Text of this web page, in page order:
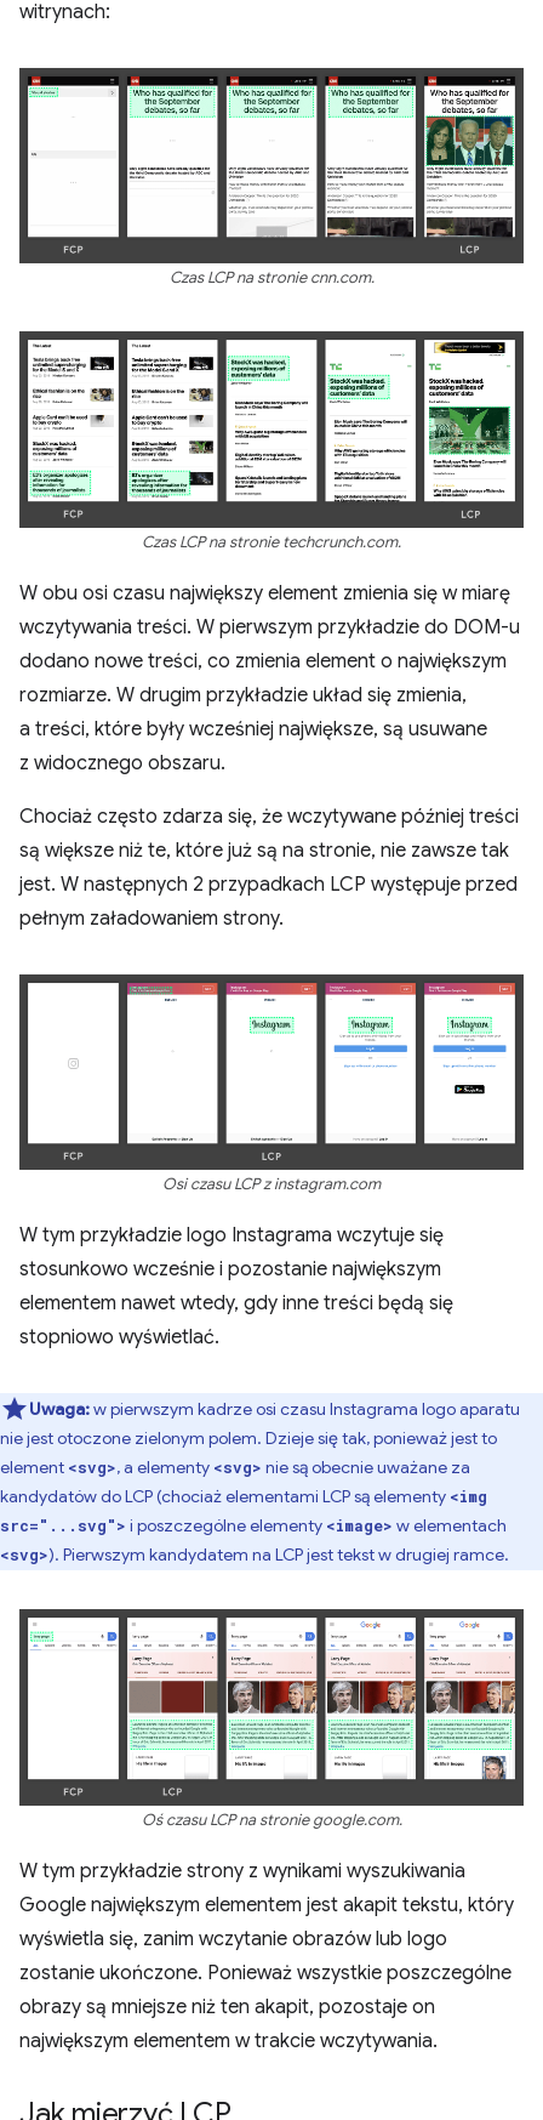
witrynach:
Czas LCP na stronie cnn.com.
Czas LCP na stronie techcrunch.com.
W obu osi czasu największy element zmienia się w miarę
wczytywania treści. W pierwszym przykładzie do DOM-u
dodano nowe treści, co zmienia element o największym
rozmiarze. W drugim przykładzie układ się zmienia,
a treści, które były wcześniej największe, są usuwane
z widocznego obszaru.
Chociaż często zdarza się, że wczytywane później treści
są większe niż te, które już są na stronie, nie zawsze tak
jest. W następnych 2 przypadkach LCP występuje przed
pełnym załadowaniem strony.
Osi czasu LCP z instagram.com
W tym przykładzie logo Instagrama wczytuje się
stosunkowo wcześnie i pozostanie największym
elementem nawet wtedy, gdy inne treści będą się
stopniowo wyświetlać.
Uwaga:w pierwszym kadrze osi czasu Instagrama logo aparatu
nie jest otoczone zielonym polem. Dzieje się tak, ponieważ jest to
element <svg>, a elementy <svg> nie są obecnie uważane za
kandydatów do LCP (chociaż elementami LCP są elementy <img
src="...svg"> i poszczególne elementy <image> w elementach
<svg>). Pierwszym kandydatem na LCP jest tekst w drugiej ramce.
Oś czasu LCP na stronie google.com.
W tym przykładzie strony z wynikami wyszukiwania
Google największym elementem jest akapit tekstu, który
wyświetla się, zanim wczytanie obrazów lub logo
zostanie ukończone. Ponieważ wszystkie poszczególne
obrazy są mniejsze niż ten akapit, pozostaje on
największym elementem w trakcie wczytywania.